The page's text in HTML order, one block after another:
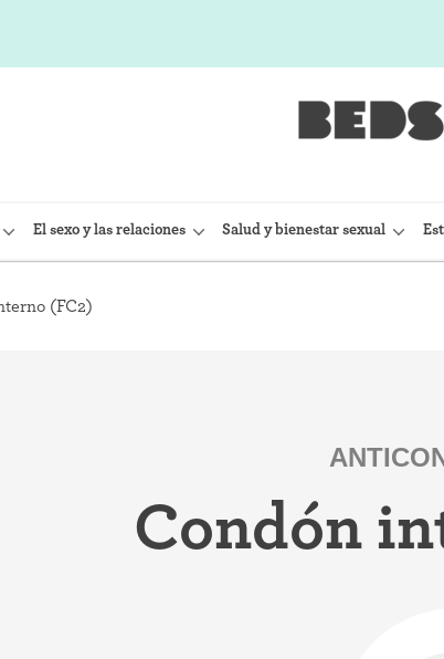
Anillo anticonceptivo
Parche anticonceptivo
El sexo y las relaciones Salud y bienestar sexual
(FC2)
Condón